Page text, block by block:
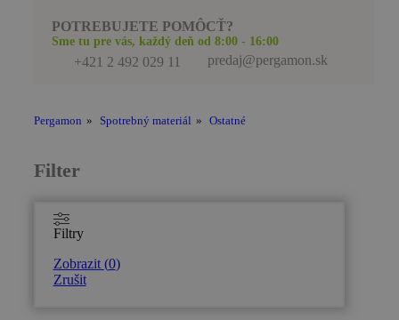
POTREBUJETE POMÔCŤ?
Sme tu pre vás, každý deň od 8:00 - 16:00
+421 2 492 029 11 predaj@pergamon.sk
Pergamon » Spotrebný materiál » Ostatné
Filter
Filtry
Zobrazit (0)
Zrušit